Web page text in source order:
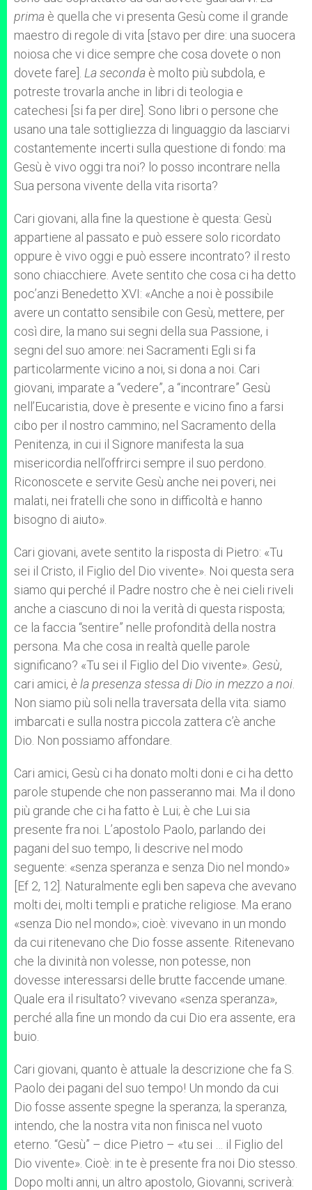
prima è quella che vi presenta Gesù come il grande
maestro di regole di vita [stavo per dire: una suocera
noiosa che vi dice sempre che cosa dovete o non
dovete fare]. La seconda è molto più subdola, e
potreste trovarla anche in libri di teologia e
catechesi [si fa per dire]. Sono libri o persone che
usano una tale sottigliezza di linguaggio da lasciarvi
costantemente incerti sulla questione di fondo: ma
Gesù è vivo oggi tra noi? lo posso incontrare nella
Sua persona vivente della vita risorta?
Cari giovani, alla fine la questione è questa: Gesù
appartiene al passato e può essere solo ricordato
oppure è vivo oggi e può essere incontrato? il resto
sono chiacchiere. Avete sentito che cosa ci ha detto
poc’anzi Benedetto XVI: «Anche a noi è possibile
avere un contatto sensibile con Gesù, mettere, per
così dire, la mano sui segni della sua Passione, i
segni del suo amore: nei Sacramenti Egli si fa
particolarmente vicino a noi, si dona a noi. Cari
giovani, imparate a “vedere”, a “incontrare” Gesù
nell’Eucaristia, dove è presente e vicino fino a farsi
cibo per il nostro cammino; nel Sacramento della
Penitenza, in cui il Signore manifesta la sua
misericordia nell’offrirci sempre il suo perdono.
Riconoscete e servite Gesù anche nei poveri, nei
malati, nei fratelli che sono in difficoltà e hanno
bisogno di aiuto».
Cari giovani, avete sentito la risposta di Pietro: «Tu
sei il Cristo, il Figlio del Dio vivente». Noi questa sera
siamo qui perché il Padre nostro che è nei cieli riveli
anche a ciascuno di noi la verità di questa risposta;
ce la faccia “sentire” nelle profondità della nostra
persona. Ma che cosa in realtà quelle parole
significano? «Tu sei il Figlio del Dio vivente». Gesù,
cari amici, è la presenza stessa di Dio in mezzo a noi
Non siamo più soli nella traversata della vita: siamo
imbarcati e sulla nostra piccola zattera c’è anche
Dio. Non possiamo affondare.
Cari amici, Gesù ci ha donato molti doni e ci ha detto
parole stupende che non passeranno mai. Ma il dono
più grande che ci ha fatto è Lui; è che Lui sia
presente fra noi. L’apostolo Paolo, parlando dei
pagani del suo tempo, li descrive nel modo
seguente: «senza speranza e senza Dio nel mondo»
[Ef 2, 12]. Naturalmente egli ben sapeva che avevano
molti dei, molti templi e pratiche religiose. Ma erano
«senza Dio nel mondo»; cioè: vivevano in un mondo
da cui ritenevano che Dio fosse assente. Ritenevano
che la divinità non volesse, non potesse, non
dovesse interessarsi delle brutte faccende umane.
Quale era il risultato? vivevano «senza speranza»,
perché alla fine un mondo da cui Dio era assente, era
buio.
Cari giovani, quanto è attuale la descrizione che fa S.
Paolo dei pagani del suo tempo! Un mondo da cui
Dio fosse assente spegne la speranza; la speranza,
intendo, che la nostra vita non finisca nel vuoto
eterno. “Gesù” – dice Pietro – «tu sei … il Figlio del
Dio vivente». Cioè: in te è presente fra noi Dio stesso.
Dopo molti anni, un altro apostolo, Giovanni, scriverà: